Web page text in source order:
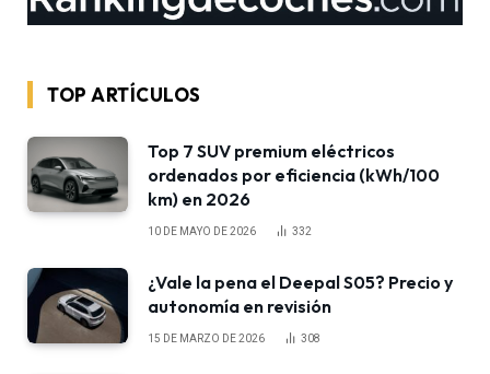
TOP ARTÍCULOS
Top 7 SUV premium eléctricos
ordenados por eficiencia (kWh/100
km) en 2026
10 DE MAYO DE 2026 332
¿Vale la pena el Deepal S05? Precio y
autonomía en revisión
15 DE MARZO DE 2026 308